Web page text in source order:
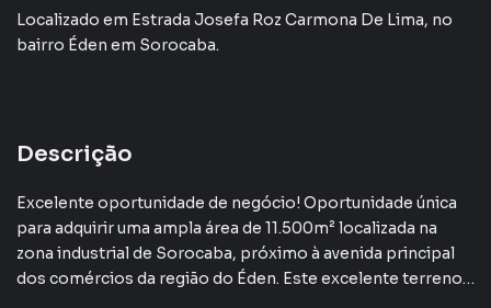
Localizado em Estrada Josefa Roz Carmona De Lima, no
bairro Éden em Sorocaba.
Descrição
Excelente oportunidade de negócio! Oportunidade única
para adquirir uma ampla área de 11.500m² localizada na
zona industrial de Sorocaba, próximo à avenida principal
dos comércios da região do Éden. Este excelente terreno